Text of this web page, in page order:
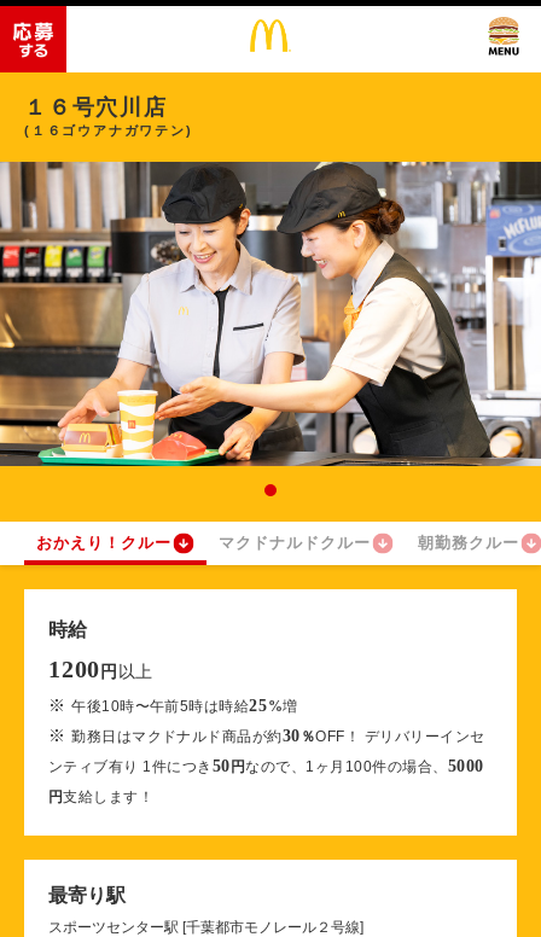
１６号穴川店
(１６ゴウアナガワテン)
おかえり！クルー マクドナルドクルー 朝勤務クルー
時給
1200 円 以上
※午後10時〜午前5時は時給25%増
※勤務日はマクドナルド商品が約30 ％OFF！ デリバリーインセ
ンティブ有り 1件につき 50円なので、1ヶ月100件の場合、 5000
円支給します！
最寄り駅
スポーツセンター駅 [千葉都市モノレール２号線]